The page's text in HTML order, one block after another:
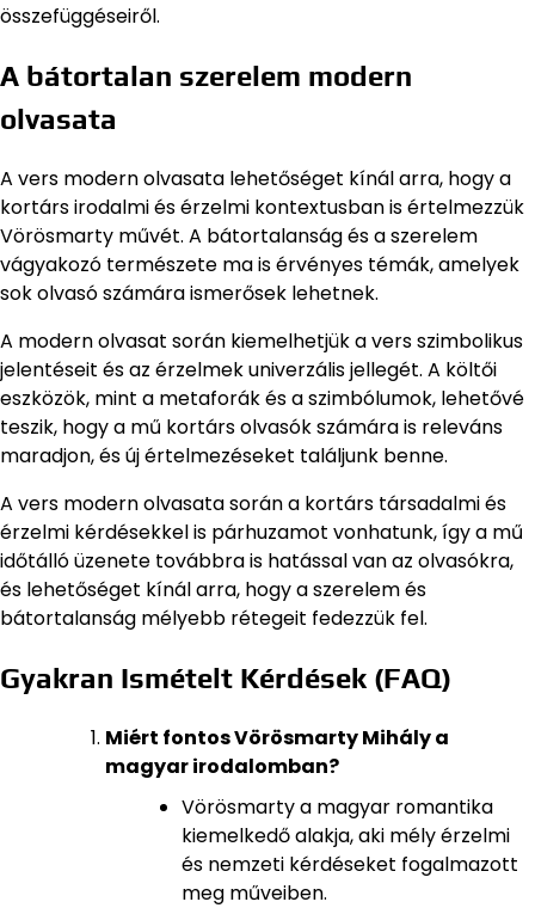
összefüggéseiről.
A bátortalan szerelem modern
olvasata
A vers modern olvasata lehetőséget kínál arra, hogy a
kortárs irodalmi és érzelmi kontextusban is értelmezzük
Vörösmarty művét. A bátortalanság és a szerelem
vágyakozó természete ma is érvényes témák, amelyek
sok olvasó számára ismerősek lehetnek.
A modern olvasat során kiemelhetjük a vers szimbolikus
jelentéseit és az érzelmek univerzális jellegét. A költői
eszközök, mint a metaforák és a szimbólumok, lehetővé
teszik, hogy a mű kortárs olvasók számára is releváns
maradjon, és új értelmezéseket találjunk benne.
A vers modern olvasata során a kortárs társadalmi és
érzelmi kérdésekkel is párhuzamot vonhatunk, így a mű
időtálló üzenete továbbra is hatással van az olvasókra,
és lehetőséget kínál arra, hogy a szerelem és
bátortalanság mélyebb rétegeit fedezzük fel.
Gyakran Ismételt Kérdések (FAQ)
Miért fontos Vörösmarty Mihály a
magyar irodalomban?
Vörösmarty a magyar romantika
kiemelkedő alakja, aki mély érzelmi
és nemzeti kérdéseket fogalmazott
meg műveiben.